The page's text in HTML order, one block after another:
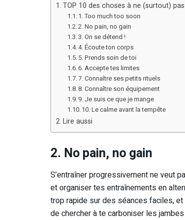
TOP 10 des choses à ne (surtout)
1. Too much too soon
2. No pain, no gain
3. On se détend !
4. Écoute ton corps
5. Prends soin de toi
6. Accepte tes limites
7. Connaître ses petits rituels
8. Connaître son équipement
9. Je suis ce que je mange
10. Le calme avant la tempête
Lire aussi
2. No pain, no gain
S’entraîner progressivement ne veut
et organiser tes entraînements en
trop rapide sur des séances faciles,
de chercher à te carboniser les